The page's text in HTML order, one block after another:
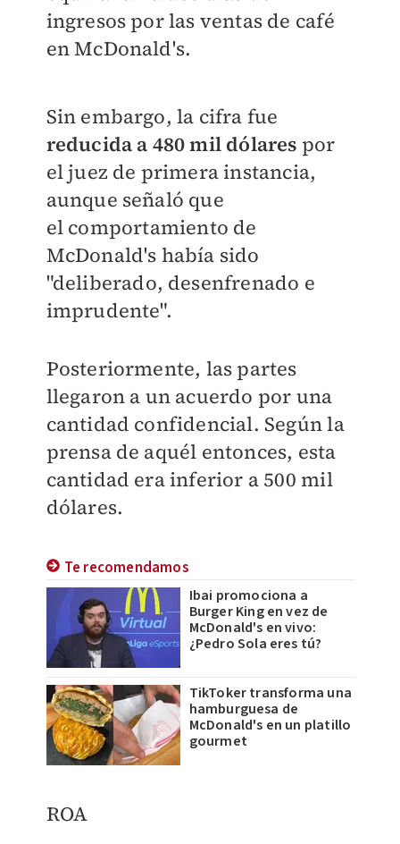
ingresos por las ventas de café
en McDonald's.
Sin embargo, la cifra fue
reducida a 480 mil dólares por
el juez de primera instancia,
aunque señaló que
el comportamiento de
McDonald's había sido
"deliberado, desenfrenado e
imprudente".
Posteriormente, las partes
llegaron a un acuerdo por una
cantidad confidencial. Según la
prensa de aquél entonces, esta
cantidad era inferior a 500 mil
dólares.
Te recomendamos
Ibai promociona a
Burger King en vez de
McDonald's en vivo:
¿Pedro Sola eres tú?
TikToker transforma una
hamburguesa de
McDonald's en un platillo
gourmet
ROA